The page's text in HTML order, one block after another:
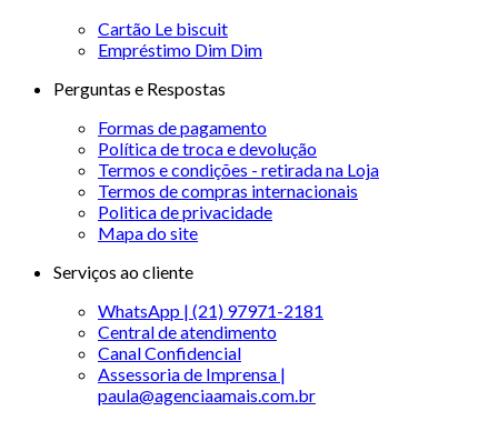
Cartão Le biscuit
Empréstimo Dim Dim
Perguntas e Respostas
Formas de pagamento
Política de troca e devolução
Termos e condições - retirada na Loja
Termos de compras internacionais
Politica de privacidade
Mapa do site
Serviços ao cliente
WhatsApp | (21) 97971-2181
Central de atendimento
Canal Confidencial
Assessoria de Imprensa |
paula@agenciaamais.com.br